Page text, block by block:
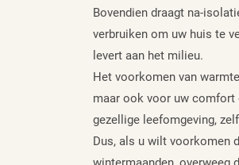
Bovendien draagt na-
verbruiken om uw huis te
levert aan het milieu.
Het voorkomen van
maar ook voor uw comfort
gezellige leefomgeving,
Dus, als u wilt voorkomen